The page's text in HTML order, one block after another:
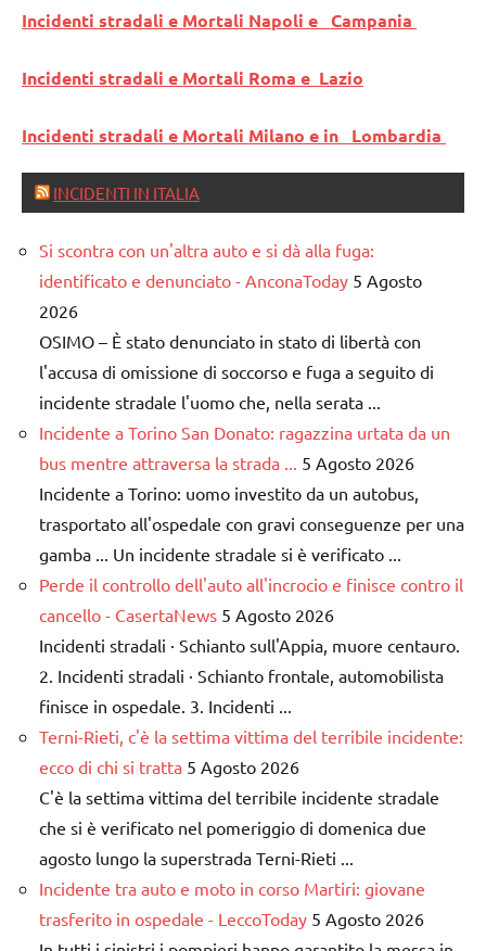
Incidenti stradali e Mortali Napoli e Campania
Incidenti stradali e Mortali Roma e Lazio
Incidenti stradali e Mortali Milano e in Lombardia
INCIDENTI IN ITALIA
Si scontra con un'altra auto e si dà alla fuga:
identificato e denunciato - AnconaToday 5 Agosto
2026
OSIMO – È stato denunciato in stato di libertà con
l'accusa di omissione di soccorso e fuga a seguito di
incidente stradale l'uomo che, nella serata ...
Incidente a Torino San Donato: ragazzina urtata da un
bus mentre attraversa la strada ... 5 Agosto 2026
Incidente a Torino: uomo investito da un autobus,
trasportato all'ospedale con gravi conseguenze per una
gamba ... Un incidente stradale si è verificato ...
Perde il controllo dell'auto all'incrocio e finisce contro il
cancello - CasertaNews 5 Agosto 2026
Incidenti stradali · Schianto sull'Appia, muore centauro.
2. Incidenti stradali · Schianto frontale, automobilista
finisce in ospedale. 3. Incidenti ...
Terni-Rieti, c'è la settima vittima del terribile incidente:
ecco di chi si tratta 5 Agosto 2026
C'è la settima vittima del terribile incidente stradale
che si è verificato nel pomeriggio di domenica due
agosto lungo la superstrada Terni-Rieti ...
Incidente tra auto e moto in corso Martiri: giovane
trasferito in ospedale - LeccoToday 5 Agosto 2026